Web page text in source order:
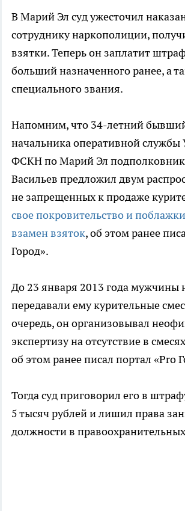
В Марий Эл суд ужесточил
сотруднику наркополиции,
взятки. Теперь он заплатит
больший назначенного ранее, а
специального звания.
Напомним, что 34-летний
начальника оперативной службы
ФСКН по Марий Эл подполковник
Васильев предложил двум
не запрещенных к продаже
свое покровительство и
взамен взяток, об этом ранее
Город».
До 23 января 2013 года мужчины
передавали ему курительные
очередь, он организовывал
экспертизу на отсутствие в
об этом ранее писал портал «Pro
Тогда суд приговорил его в
5 тысяч рублей и лишил права
должности в